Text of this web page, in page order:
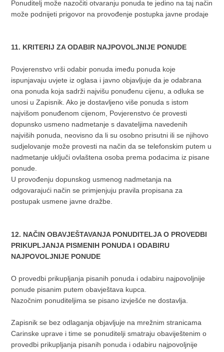
Ponuditelj može nazočiti otvaranju ponuda te jedino na taj način
može podnijeti prigovor na provođenje postupka javne prodaje
11. KRITERIJ ZA ODABIR NAJPOVOLJNIJE PONUDE
Povjerenstvo vrši odabir ponuda imeđu ponuda koje
ispunjavaju uvjete iz oglasa i javno objavljuje da je odabrana
ona ponuda koja sadrži najvišu ponuđenu cijenu, a odluka se
unosi u Zapisnik. Ako je dostavljeno više ponuda s istom
najvišom ponuđenom cijenom, Povjerenstvo će provesti
dopunsko usmeno nadmetanje s davateljima navedenih
najviših ponuda, neovisno da li su osobno prisutni ili se njihovo
sudjelovanje može provesti na način da se telefonskim putem u
nadmetanje uključi ovlaštena osoba prema podacima iz pisane
ponude.
U provođenju dopunskog usmenog nadmetanja na
odgovarajući način se primjenjuju pravila propisana za
postupak usmene javne dražbe.
12. NAČIN OBAVJEŠTAVANJA PONUDITELJA O PROVEDBI
PRIKUPLJANJA PISMENIH PONUDA I ODABIRU
NAJPOVOLJNIJE PONUDE
O provedbi prikupljanja pisanih ponuda i odabiru najpovoljnije
ponude pisanim putem obavještava kupca.
Nazočnim ponuditeljima se pisano izvješće ne dostavlja.
Zapisnik se bez odlaganja objavljuje na mrežnim stranicama
Carinske uprave i time se ponuditelji smatraju obaviještenim o
provedbi prikupljanja pisanih ponuda i odabiru najpovoljnije